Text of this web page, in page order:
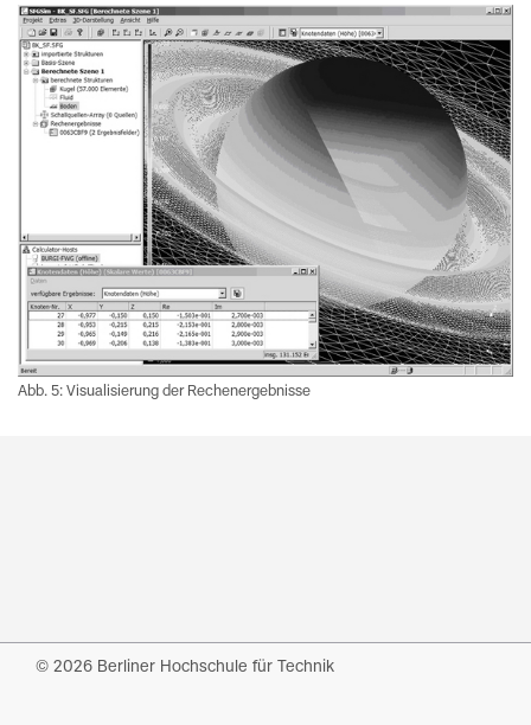
Abb. 5: Visualisierung der Rechenergebnisse
© 2026 Berliner Hochschule für Technik